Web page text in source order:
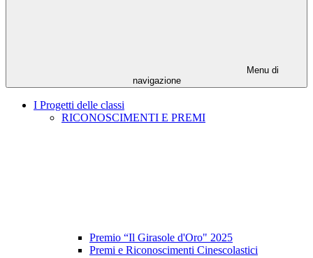
Menu di
navigazione
I Progetti delle classi
RICONOSCIMENTI E PREMI
Premio “Il Girasole d'Oro" 2025
Premi e Riconoscimenti Cinescolastici